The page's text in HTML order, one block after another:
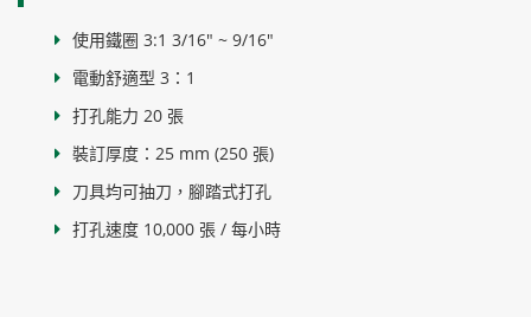
使用鐵圈 3:1 3/16" ~ 9/16"
電動舒適型 3：1
打孔能力 20 張
裝訂厚度：25 mm (250 張)
刀具均可抽刀，腳踏式打孔
打孔速度 10,000 張 / 每小時